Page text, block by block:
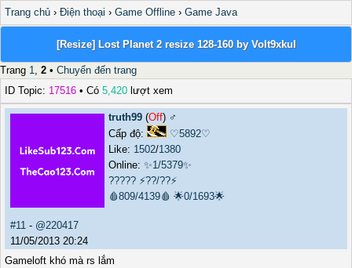
Trang chủ › Điện thoại › Game Offline › Game Java
[Resize] Lost Planet 2 resize 128-160 by Volt9xkul
Trang 1, 2 • Chuyển đến trang
ID Topic: 17516 • Có 5,420 lượt xem
truth99 (Off) ♂️
Cấp độ:
♡5892♡
Like: 1502/1380
Online: ✨1/5379✨
????? ⚡??/??⚡
🩸809/4139🩸 🌟0/1693🌟
#11 - @220417
11/05/2013 20:24
Gameloft khó mà rs lắm